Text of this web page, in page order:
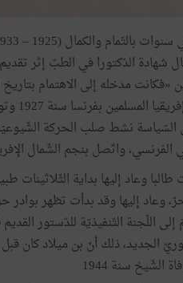
شهادة الدّكتورا في الطبّ إثر
«فكانت مدخله إلى الاهتمام
واتّصل بنجم الشّمال
وعاد إليها بداية
إليها وقد بدأت تظهر
اللّجنة التّنفيذيّة للدّستور
الجديد، ذلك أنّ بن ميلاد كان
سنة 1944